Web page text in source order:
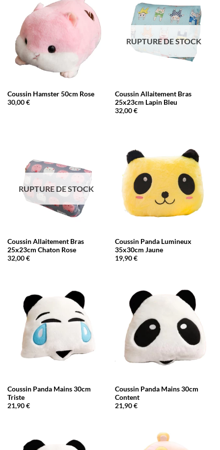
Coussin Hamster 50cm Rose
30,00€
RUPTURE DE STOCK
Coussin Allaitement Bras
25x23cm Lapin Bleu
32,00€
RUPTURE DE STOCK
Coussin Allaitement Bras
25x23cm Chaton Rose
32,00€
Coussin Panda Lumineux
35x30cm Jaune
19,90€
Coussin Panda Mains 30cm
Triste
21,90€
Coussin Panda Mains 30cm
Content
21,90€